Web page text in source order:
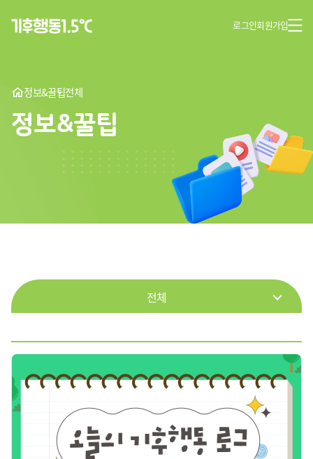
로그인회원가입
정보&꿀팁전체
정보&꿀팁
전체
기타